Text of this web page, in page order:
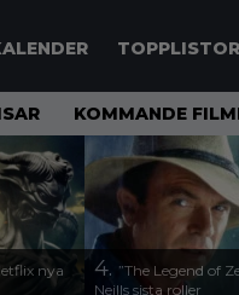
TOPPLISTOR
KOMMANDE
nya
4. ”The Legend of
Neills sista roller